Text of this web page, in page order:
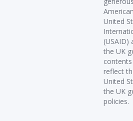
United
(USAID)
the UK
reflect
United
the UK
policies.